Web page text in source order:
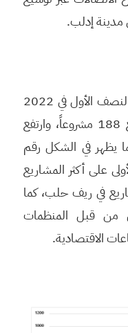
مدينة إدلب.
زادت مشاريع التعافي المبكر خلال النصف الأول في 2022
عن النصف الثاني في 2021 بواقع 188 مشروعاً، وارتفع
يظهر في الشكل رقم
على أكثر المشاريع
من المشاريع في ريف حلب، كما
عمل من قبل المنظمات
الاقتصادية.